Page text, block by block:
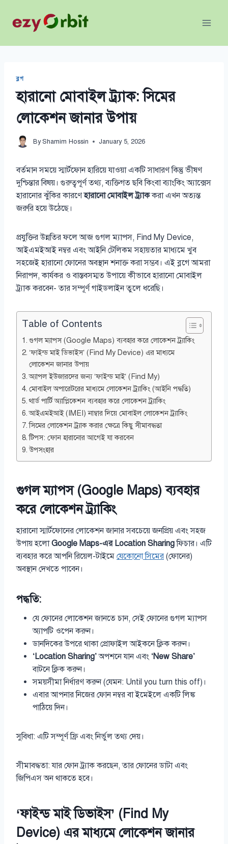
ব্লগ
হারানো মোবাইল ট্র্যাক: সিমের
লোকেশন জানার উপায়
By Shamim Hossin January 5, 2026
বর্তমান সময়ে স্মার্টফোন হারিয়ে যাওয়া একটি সাধারণ কিন্তু ভীষণ
দুশ্চিন্তার বিষয়। গুরুত্বপূর্ণ তথ্য, ব্যক্তিগত ছবি কিংবা ব্যাংকিং অ্যাক্সেস
হারানোর ঝুঁকির কারণেহারানো মোবাইল ট্র্যাককরা এখন অত্যন্ত
জরুরি হয়ে উঠেছে।
প্রযুক্তির উন্নতির ফলে আজ গুগল ম্যাপস, Find My Device,
আইএমইআই নম্বর এবং আইনি টেলিকম সহায়তার মাধ্যমে খুব
সহজেই হারানো ফোনের অবস্থান শনাক্ত করা সম্ভব। এই ব্লগে আমরা
নিরাপদ, কার্যকর ও বাস্তবসম্মত উপায়ে কীভাবে হারানো মোবাইল
ট্র্যাক করবেন- তার সম্পূর্ণ গাইডলাইন তুলে ধরেছি।
Table of Contents
গুগল ম্যাপস (Google Maps) ব্যবহার করে লোকেশন ট্র্যাকিং
‘ফাইন্ড মাই ডিভাইস’ (Find My Device) এর মাধ্যমে
লোকেশন জানার উপায়
অ্যাপল ইউজারদের জন্য ‘ফাইন্ড মাই’ (Find My)
মোবাইল অপারেটরের মাধ্যমে লোকেশন ট্র্যাকিং (আইনি পদ্ধতি)
থার্ড পার্টি অ্যাপ্লিকেশন ব্যবহার করে লোকেশন ট্র্যাকিং
আইএমইআই (IMEI) নাম্বার দিয়ে মোবাইল লোকেশন ট্র্যাকিং
সিমের লোকেশন ট্র্যাক করার ক্ষেত্রে কিছু সীমাবদ্ধতা
টিপস: ফোন হারানোর আগেই যা করবেন
উপসংহার
গুগল ম্যাপস (Google Maps) ব্যবহার
করে লোকেশন ট্র্যাকিং
হারানো স্মার্টফোনের লোকেশন জানার সবচেয়ে জনপ্রিয় এবং সহজ
উপায় হলোGoogle Maps-এর Location Sharingফিচার। এটি
ব্যবহার করে আপনি রিয়েল-টাইমে যেকোনো সিমের (ফোনের)
অবস্থান দেখতে পাবেন।
পদ্ধতি:
যে ফোনের লোকেশন জানতে চান, সেই ফোনের গুগল ম্যাপস
অ্যাপটি ওপেন করুন।
ডানদিকের উপরে থাকা প্রোফাইল আইকনে ক্লিক করুন।
‘Location Sharing’অপশনে যান এবং ‘New Share’
বাটনে ক্লিক করুন।
সময়সীমা নির্ধারণ করুন (যেমন: Until you turn this off)।
এবার আপনার নিজের ফোন নম্বর বা ইমেইলে একটি লিঙ্ক
পাঠিয়ে দিন।
সুবিধা: এটি সম্পূর্ণ ফ্রি এবং নির্ভুল তথ্য দেয়।
সীমাবদ্ধতা: যার ফোন ট্র্যাক করছেন, তার ফোনের ডাটা এবং
জিপিএস অন থাকতে হবে।
‘ফাইন্ড মাই ডিভাইস’ (Find My
Device) এর মাধ্যমে লোকেশন জানার